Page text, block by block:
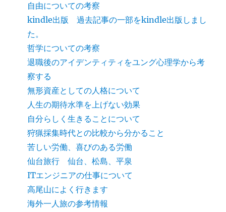
自由についての考察
kindle出版 過去記事の一部をkindle出版しまし
た。
哲学についての考察
退職後のアイデンティティをユング心理学から考
察する
無形資産としての人格について
人生の期待水準を上げない効果
自分らしく生きることについて
狩猟採集時代との比較から分かること
苦しい労働、喜びのある労働
仙台旅行 仙台、松島、平泉
ITエンジニアの仕事について
高尾山によく行きます
海外一人旅の参考情報